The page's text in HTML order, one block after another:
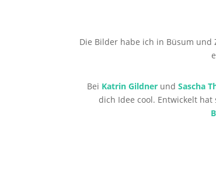
Die Bilder habe ich in Büsum
Bei Katrin Gildner undSascha
dich Idee cool. Entwickelt hat